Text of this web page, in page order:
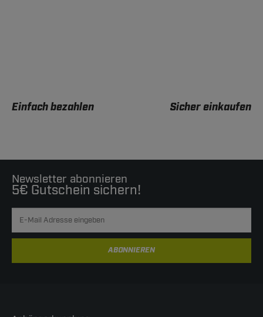
Einfach bezahlen Sicher einkaufen
Newsletter abonnieren
5€ Gutschein sichern!
ABONNIEREN